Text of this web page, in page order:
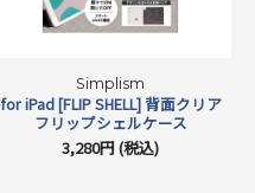
Simplism
for iPad [FLIP SHELL] 背面クリア
フリップシェルケース
3,280円 (税込)